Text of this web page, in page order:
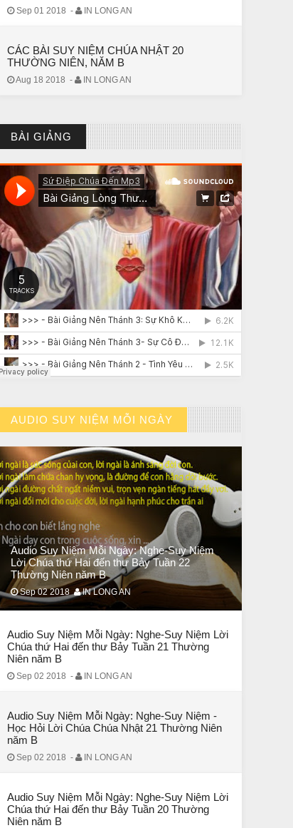
Sep 01 2018 - IN LONG AN
CÁC BÀI SUY NIỆM CHÚA NHẬT 20
THƯỜNG NIÊN, NĂM B
Aug 18 2018 - IN LONG AN
BÀI GIẢNG
AUDIO SUY NIỆM MỖI NGÀY
// VIEW MORE BY AUDIO SUY NIỆM MỖI NGÀY
Audio Suy Niệm Mỗi Ngày: Nghe-Suy Niệm
Lời Chúa thứ Hai đến thư Bảy Tuần 22
Thường Niên năm B
Sep 02 2018 IN LONG AN
Audio Suy Niệm Mỗi Ngày: Nghe-Suy Niệm Lời
Chúa thứ Hai đến thư Bảy Tuần 21 Thường
Niên năm B
Sep 02 2018 - IN LONG AN
Audio Suy Niệm Mỗi Ngày: Nghe-Suy Niệm -
Học Hỏi Lời Chúa Chúa Nhật 21 Thường Niên
năm B
Sep 02 2018 - IN LONG AN
Audio Suy Niệm Mỗi Ngày: Nghe-Suy Niệm Lời
Chúa thứ Hai đến thư Bảy Tuần 20 Thường
Niên năm B
CHUYỆN Ý NGHĨA
CHUYỆN Ý NGHĨA